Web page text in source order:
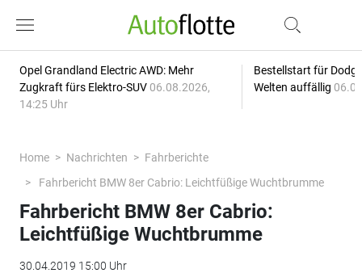
Opel Grandland Electric AWD: Mehr
Zugkraft fürs Elektro-SUV 06.08.2026,
14:25 Uhr
Bestellstart für
Welten auffällig
Home Nachrichten
Fahrberichte
Fahrbericht BMW 8er Cabrio: Leichtfüßige Wuchtbrumme
Fahrbericht BMW 8er Cabrio:
Leichtfüßige Wuchtbrumme
30.04.2019 15:00 Uhr